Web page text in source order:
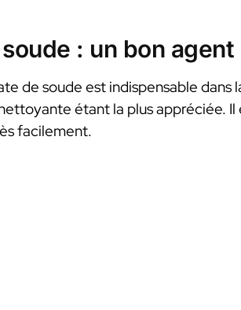
: un bon
de soude est indispensable dans
étant la plus appréciée.
facilement.